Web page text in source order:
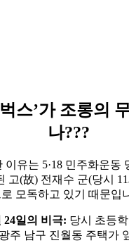
스’가 조롱의
나???
이유는 5·18 민주화운동
고(故) 전재수 군(당시
로 모독하고 있기 때문입
24일의 비극: 당시 초등
주 남구 진월동 주택가